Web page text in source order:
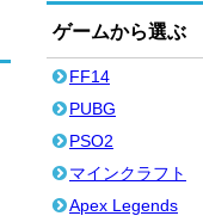
ゲームから選ぶ
FF14
PUBG
PSO2
マインクラフト
Apex Legends